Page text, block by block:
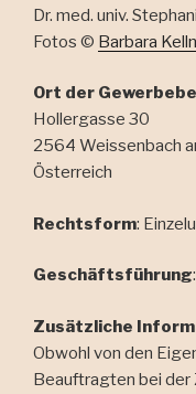
Dr. med. univ.
Fotos © Barbara
Ort der
Hollergasse 30
2564 Weissenbach
Österreich
Rechtsform:
Geschäftsführung
Zusätzliche
Obwohl von den
Beauftragten bei der